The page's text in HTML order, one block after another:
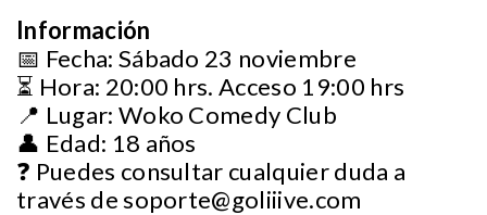
Información
📅 Fecha: Sábado 23 noviembre
⏳ Hora: 20:00 hrs. Acceso 19:00 hrs
📍 Lugar: Woko Comedy Club
👤 Edad: 18 años
❓ Puedes consultar cualquier duda a
través desoporte@goliiive.com